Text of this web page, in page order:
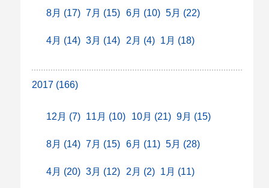
8月 (17) 7月 (15) 6月 (10) 5月 (22)
4月 (14) 3月 (14) 2月 (4) 1月 (18)
2017 (166)
12月 (7) 11月 (10) 10月 (21) 9月 (15)
8月 (14) 7月 (15) 6月 (11) 5月 (28)
4月 (20) 3月 (12) 2月 (2) 1月 (11)